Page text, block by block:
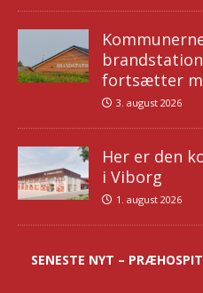
fortsætter
3. august 2026
Her er den
i Viborg
1. august 2026
SENESTE NYT –